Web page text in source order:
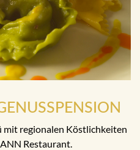
mit regionalen Köstlichkeiten
Restaurant.